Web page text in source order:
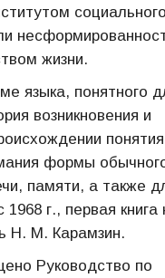
социального
жизни.
языка, понятного
возникновения и
формы
памяти, а также
г., первая книга
Н. М. Карамзин.
Руководство по